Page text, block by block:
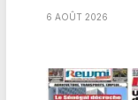
6 AOÛT 2026